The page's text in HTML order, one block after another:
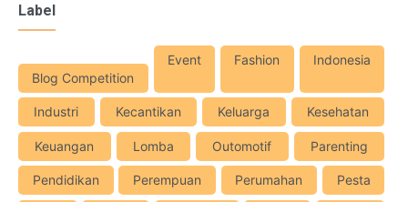
Label
Blog Competition
Event Fashion Indonesia
Industri Kecantikan Keluarga Kesehatan
Keuangan Lomba Outomotif Parenting
Pendidikan Perempuan Perumahan Pesta